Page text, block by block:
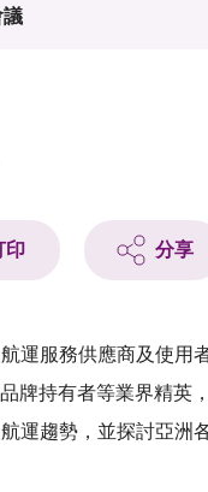
印 分享
運服務供應商及使用
牌持有者等業界精英
運趨勢，並探討亞洲